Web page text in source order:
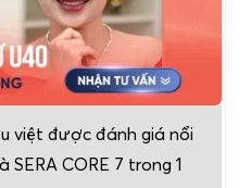
việt được đánh giá nổi
CORE 7 trong 1